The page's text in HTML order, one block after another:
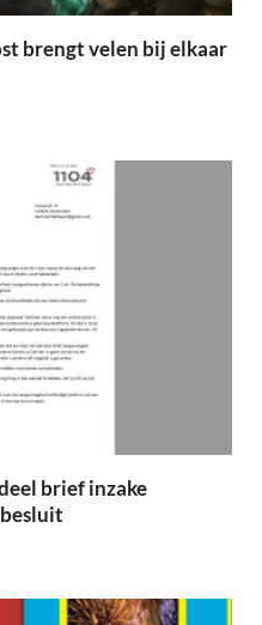
brengt velen bij elkaar
brief inzake